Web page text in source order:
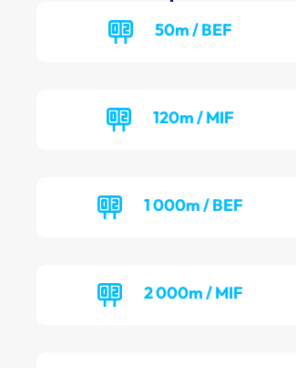
50m / BEF
120m / MIF
1 000m / BEF
2 000m / MIF